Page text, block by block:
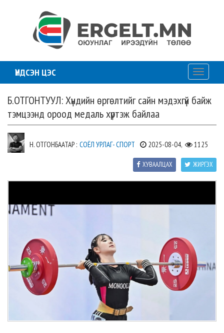
ҮНДСЭН ЦЭС
Toggle
Б.ОТГОНТУУЛ: Хүндийн өргөлтийг сайн мэдэхгүй байж
тэмцээнд ороод медаль хүртэж байлаа
Н. ОТГОНБААТАР : СОЁЛ УРЛАГ- СПОРТ 2025-08-04, 1125
ЖИРГЭХ
ХУВААЛЦАХ